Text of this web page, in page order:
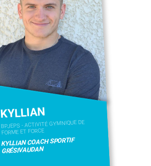
KYLLIAN
BPJEPS - ACTIVITÉ GYMNIQUE DE
FORME ET FORCE
KYLLIAN COACH SPORTIF
GRÉSIVAUDAN